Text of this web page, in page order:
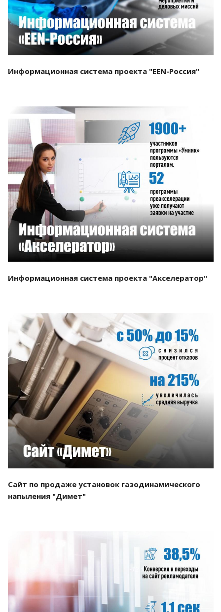
Информационная система проекта "EEN-Россия"
Смотреть проект
Информационная система проекта "Акселератор"
Смотреть проект
Сайт по продаже установок газодинамического
напыления "Димет"